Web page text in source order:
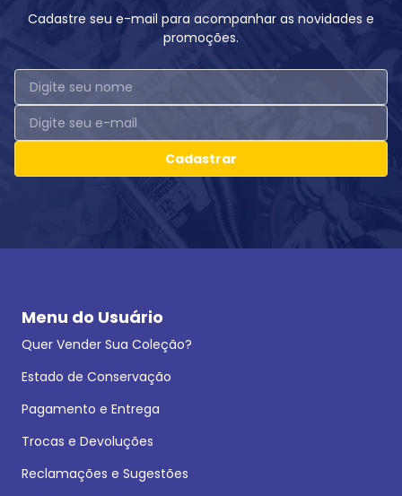
Cadastre seu e-mail para acompanhar as novidades e
promoções.
Cadastrar
Menu do Usuário
Quer Vender Sua Coleção?
Estado de Conservação
Pagamento e Entrega
Trocas e Devoluções
Reclamações e Sugestões